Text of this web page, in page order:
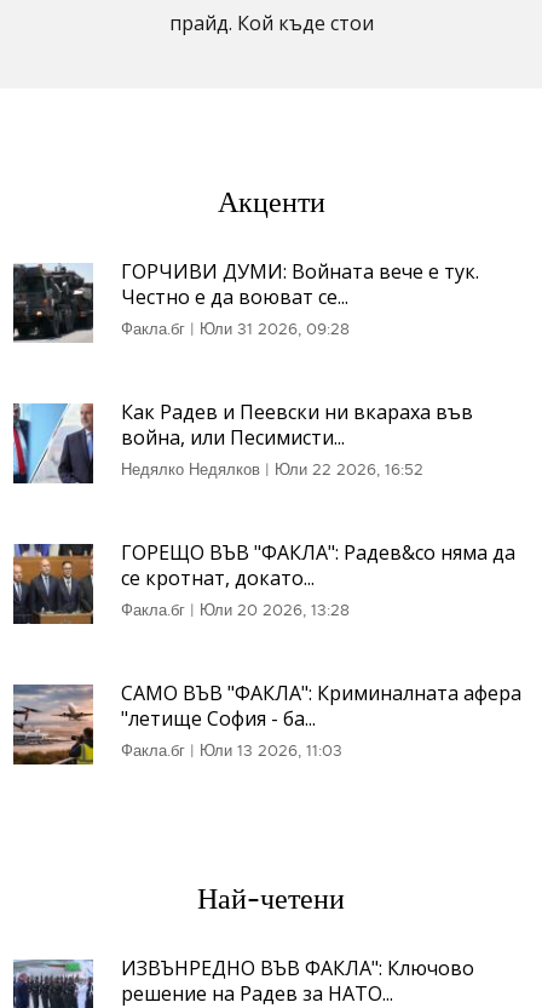
прайд. Кой къде стои
Акценти
ГОРЧИВИ ДУМИ: Войната вече е тук.
Честно е да воюват се...
Факла.бг | Юли 31 2026, 09:28
Как Радев и Пеевски ни вкараха във
война, или Песимисти...
Недялко Недялков | Юли 22 2026, 16:52
ГОРЕЩО ВЪВ "ФАКЛА": Радев&co няма да
се кротнат, докато...
Факла.бг | Юли 20 2026, 13:28
САМО ВЪВ "ФАКЛА": Криминалната афера
"летище София - ба...
Факла.бг | Юли 13 2026, 11:03
Най-четени
ИЗВЪНРЕДНО ВЪВ ФАКЛА": Ключово
решение на Радев за НАТО...